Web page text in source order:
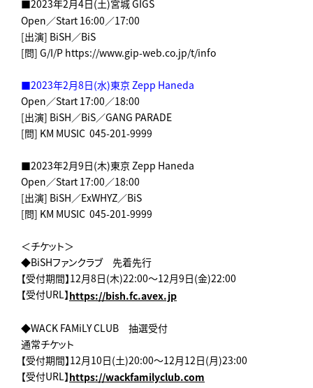
■2023年2月4日(土)宮城 GIGS
Open／Start 16:00／17:00
[出演] BiSH／BiS
[問] G/I/P https://www.gip-web.co.jp/t/info
■2023年2月8日(水)東京 Zepp Haneda
Open／Start 17:00／18:00
[出演] BiSH／BiS／GANG PARADE
[問] KM MUSIC 045-201-9999
■2023年2月9日(木)東京 Zepp Haneda
Open／Start 17:00／18:00
[出演] BiSH／ExWHYZ／BiS
[問] KM MUSIC 045-201-9999
＜チケット＞
◆BiSHファンクラブ 先着先行
【受付期間】12月8日(木)22:00～12月9日(金)22:00
【受付URL】https://bish.fc.avex.jp
◆WACK FAMiLY CLUB 抽選受付
通常チケット
【受付期間】12月10日(土)20:00～12月12日(月)23:00
【受付URL】https://wackfamilyclub.com